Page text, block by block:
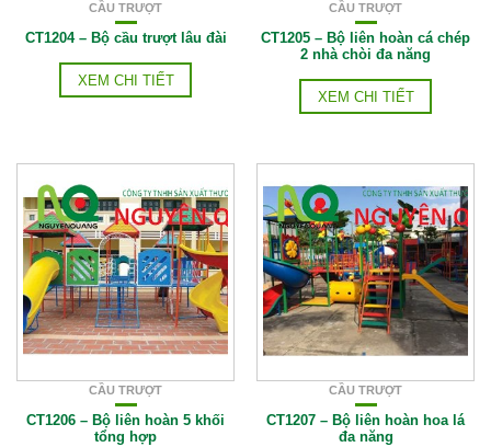
CẦU TRƯỢT
CT1204 – Bộ cầu trượt lâu đài
XEM CHI TIẾT
CẦU TRƯỢT
CT1205 – Bộ liên hoàn cá chép
2 nhà chòi đa năng
XEM CHI TIẾT
CẦU TRƯỢT
CT1206 – Bộ liên hoàn 5 khối
tổng hợp
CẦU TRƯỢT
CT1207 – Bộ liên hoàn hoa lá
đa năng